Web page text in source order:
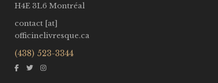
H4E 3L6 Montréal
contact [at]
officinelivresque.ca
(438) 523-3344